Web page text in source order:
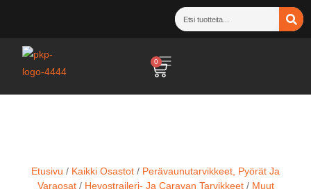
0
Etusivu / Kaikki Osastot / Perävaunutarvikkeet, Pyörät Ja
Varaosat/ Hevostraileri- Ja Caravan Tarvikkeet/ Muut